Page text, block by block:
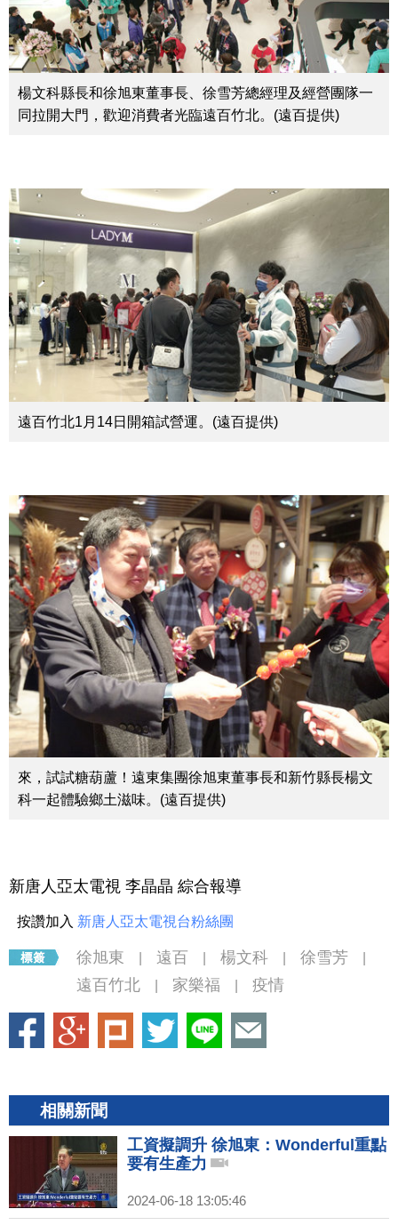
楊文科縣長和徐旭東董事長、徐雪芳總經理及經營團隊一
同拉開大門，歡迎消費者光臨遠百竹北。(遠百提供)
遠百竹北1月14日開箱試營運。(遠百提供)
來，試試糖葫蘆！遠東集團徐旭東董事長和新竹縣長楊文
科一起體驗鄉土滋味。(遠百提供)
新唐人亞太電視 李晶晶 綜合報導
按讚加入 新唐人亞太電視台粉絲團
徐旭東 遠百 楊文科 徐雪芳
遠百竹北 家樂福 疫情
相關新聞
工資擬調升 徐旭東：Wonderful重點
要有生產力
2024-06-18 13:05:46